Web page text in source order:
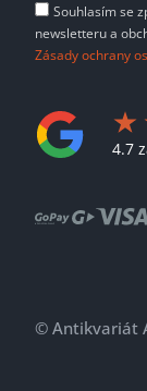
Souhlasím se
newsletteru a
Zásady ochrany
4.7
© Antikvariát